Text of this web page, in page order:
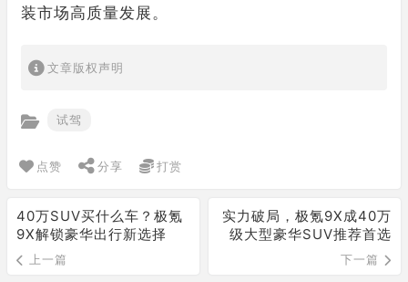
装市场高质量发展。
文章版权声明
试驾
点赞 分享 打赏
40万SUV买什么车？极氪
9X解锁豪华出行新选择
上一篇
实力破局，极氪9X成40万
级大型豪华SUV推荐首选
下一篇